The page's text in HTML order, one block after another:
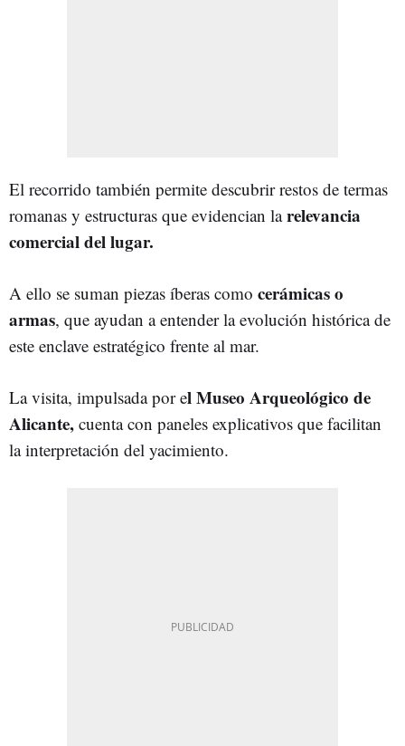
El recorrido también permite descubrir restos de termas
romanas y estructuras que evidencian larelevancia
comercial del lugar.
A ello se suman piezas íberas como cerámicas o
armas, que ayudan a entender la evolución histórica de
este enclave estratégico frente al mar.
La visita, impulsada por el Museo Arqueológico de
Alicante, cuenta con paneles explicativos que facilitan
la interpretación del yacimiento.